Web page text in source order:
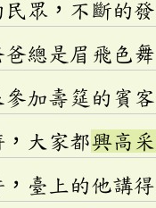
民眾，不斷的
總是眉飛色舞
加壽筵的賓
大家都興高
臺上的他講得